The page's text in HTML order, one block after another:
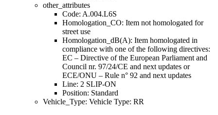
other_attributes
Code: A.004.L6S
Homologation_CO: Item not homologated for
street use
Homologation_dB(A): Item homologated in
compliance with one of the following directives:
EC – Directive of the European Parliament and
Council nr. 97/24/CE and next updates or
ECE/ONU – Rule n° 92 and next updates
Line: 2 SLIP-ON
Position: Standard
Vehicle_Type: Vehicle Type: RR